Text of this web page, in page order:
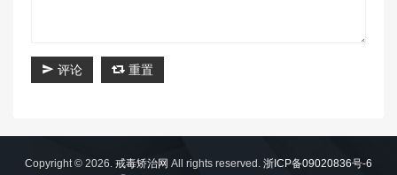
评论 重置
Copyright © 2026. 戒毒矫治网 All rights reserved. 浙ICP备09020836号-6